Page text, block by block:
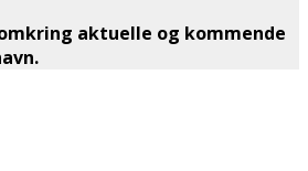
aktuelle og kommende